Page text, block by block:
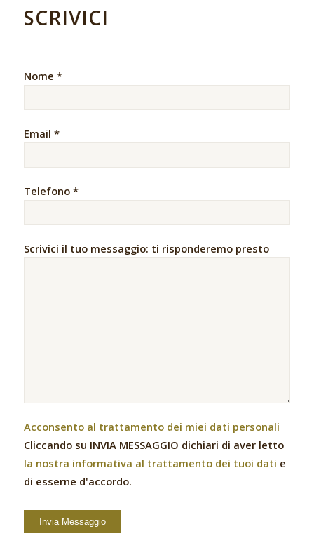
SCRIVICI
Nome *
Email *
Telefono *
Scrivici il tuo messaggio: ti risponderemo presto
Acconsento al trattamento dei miei dati personali
Cliccando su INVIA MESSAGGIO dichiari di aver letto
la nostra informativa al trattamento dei tuoi dati e
di esserne d'accordo.